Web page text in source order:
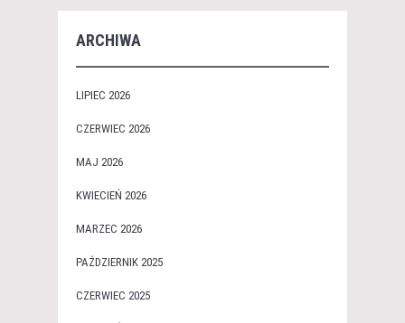
ARCHIWA
LIPIEC 2026
CZERWIEC 2026
MAJ 2026
KWIECIEŃ 2026
MARZEC 2026
PAŹDZIERNIK 2025
CZERWIEC 2025